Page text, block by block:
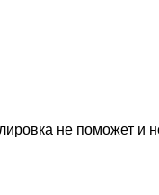
не поможет и